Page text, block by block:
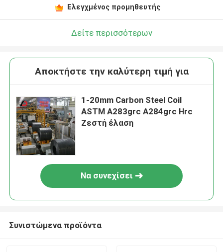
Ελεγχμένος προμηθευτής
Δείτε περισσότερων
Αποκτήστε την καλύτερη τιμή για
1-20mm Carbon Steel Coil
ASTM A283grc A284grc Hrc
Ζεστή έλαση
Να συνεχίσει
Συνιστώμενα προϊόντα